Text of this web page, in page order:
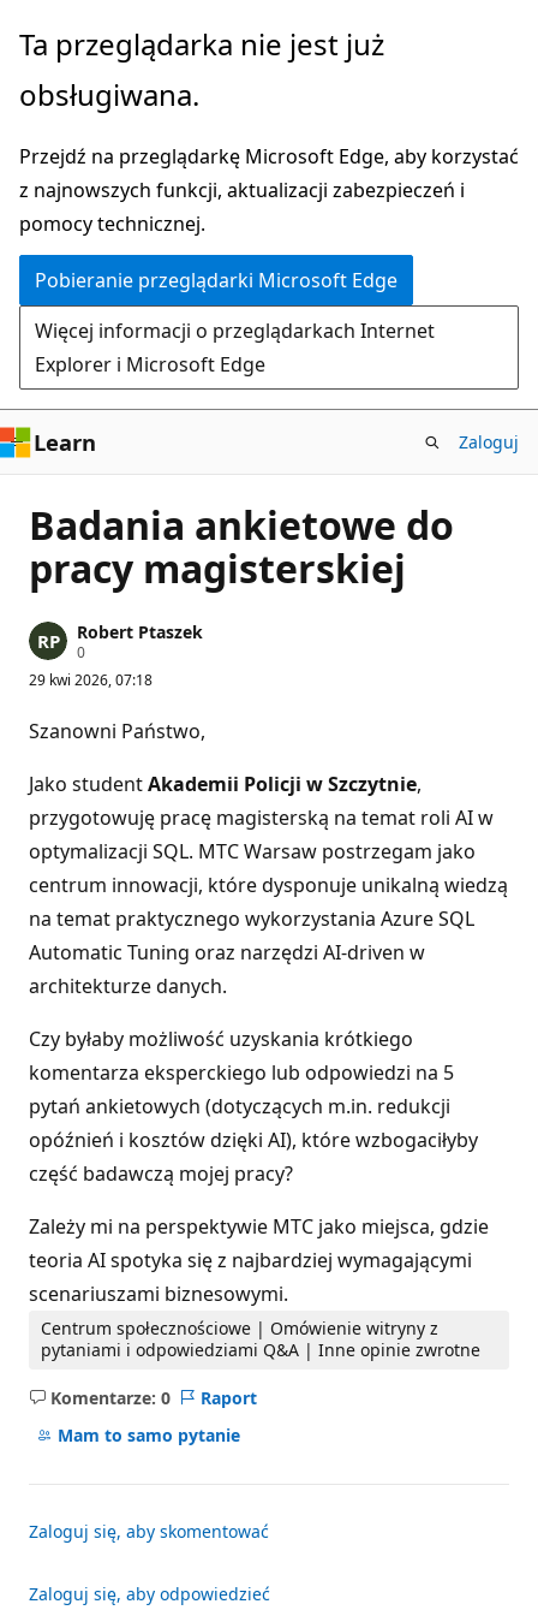
Przejdź
głównej
Ta przeglądarka nie jest już
obsługiwana.
Przejdź na przeglądarkę Microsoft Edge, aby korzystać
z najnowszych funkcji, aktualizacji zabezpieczeń i
pomocy technicznej.
Pobieranie przeglądarki Microsoft Edge
Więcej informacji o przeglądarkach Internet
Explorer i Microsoft Edge
Learn Zaloguj
Badania ankietowe do
pracy magisterskiej
Robert Ptaszek
0P
n
t
y
e
p
u
t
a
j
29 kwi 2026, 07:18
Szanowni Państwo,
Jako studentAkademii Policji w Szczytnie,
przygotowuję pracę magisterską na temat roli AI w
optymalizacji SQL. MTC Warsaw postrzegam jako
centrum innowacji, które dysponuje unikalną wiedzą
na temat praktycznego wykorzystania Azure SQL
Automatic Tuning oraz narzędzi AI-driven w
architekturze danych.
Czy byłaby możliwość uzyskania krótkiego
komentarza eksperckiego lub odpowiedzi na 5
pytań ankietowych (dotyczących m.in. redukcji
opóźnień i kosztów dzięki AI), które wzbogaciłyby
część badawczą mojej pracy?
Zależy mi na perspektywie MTC jako miejsca, gdzie
teoria AI spotyka się z najbardziej wymagającymi
scenariuszami biznesowymi.
Centrum społecznościowe | Omówienie witryny z
pytaniami i odpowiedziami Q&A | Inne opinie zwrotne
Komentarze: 0
Brak
komentarzy
Raport
Mam to samo pytanie
Zaloguj się, aby skomentować
Zaloguj się, aby odpowiedzieć